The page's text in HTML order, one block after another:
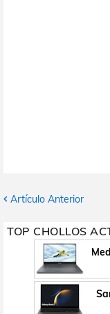
Artículo Anterior
TOP CHOLLOS